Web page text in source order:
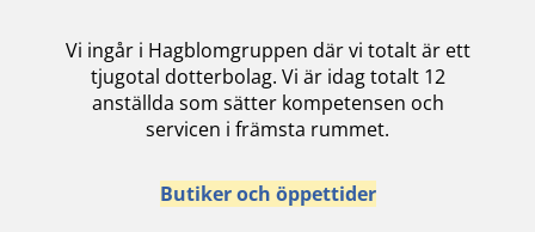
Vi ingår i Hagblomgruppen där vi totalt är ett
tjugotal dotterbolag. Vi är idag totalt 12
anställda som sätter kompetensen och
servicen i främsta rummet.
Butiker och öppettider